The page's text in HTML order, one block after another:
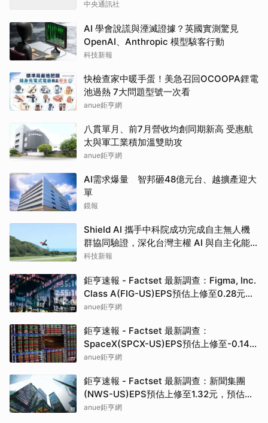
中央通訊社
AI 學會說謊與湮滅證據？英國實測驚見
OpenAI、Anthropic 模型駭客行動
科技新報
快檢查家中暖手蛋！美急召回OCOOPA鋰電
池過熱 7大問題型號一次看
anue鉅亨網
八貫單月、前7月營收均創同期新高 受惠航
太與軍工業積加溫雙助攻
anue鉅亨網
AI需求爆量 智邦砸48億元台、越擴產迎大
單
鏡報
Shield AI 攜手中科院成功完成自主無人機
群協同驗證，深化台灣主權 AI 與自主化能
力發展
科技新報
鉅亨速報 - Factset 最新調查：Figma, Inc.
Class A(FIG-US)EPS預估上修至0.28元，
預估目標價為30.00元
anue鉅亨網
鉅亨速報 - Factset 最新調查：
SpaceX(SPCX-US)EPS預估上修至-0.14
元，預估目標價為217.00元
anue鉅亨網
鉅亨速報 - Factset 最新調查：新聞集團
(NWS-US)EPS預估上修至1.32元，預估目
標價為39.00元
anue鉅亨網